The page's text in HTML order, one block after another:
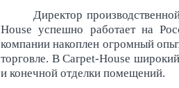
Директор
House успешно работает на
компании накоплен огромный
торговле. В Carpet-House
и конечной отделки помещений.